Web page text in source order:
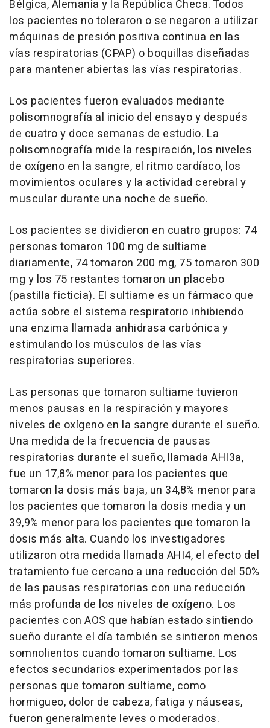
Bélgica, Alemania y la República Checa. Todos
los pacientes no toleraron o se negaron a utilizar
máquinas de presión positiva continua en las
vías respiratorias (CPAP) o boquillas diseñadas
para mantener abiertas las vías respiratorias.
Los pacientes fueron evaluados mediante
polisomnografía al inicio del ensayo y después
de cuatro y doce semanas de estudio. La
polisomnografía mide la respiración, los niveles
de oxígeno en la sangre, el ritmo cardíaco, los
movimientos oculares y la actividad cerebral y
muscular durante una noche de sueño.
Los pacientes se dividieron en cuatro grupos: 74
personas tomaron 100 mg de sultiame
diariamente, 74 tomaron 200 mg, 75 tomaron 300
mg y los 75 restantes tomaron un placebo
(pastilla ficticia). El sultiame es un fármaco que
actúa sobre el sistema respiratorio inhibiendo
una enzima llamada anhidrasa carbónica y
estimulando los músculos de las vías
respiratorias superiores.
Las personas que tomaron sultiame tuvieron
menos pausas en la respiración y mayores
niveles de oxígeno en la sangre durante el sueño.
Una medida de la frecuencia de pausas
respiratorias durante el sueño, llamada AHI3a,
fue un 17,8% menor para los pacientes que
tomaron la dosis más baja, un 34,8% menor para
los pacientes que tomaron la dosis media y un
39,9% menor para los pacientes que tomaron la
dosis más alta. Cuando los investigadores
utilizaron otra medida llamada AHI4, el efecto del
tratamiento fue cercano a una reducción del 50%
de las pausas respiratorias con una reducción
más profunda de los niveles de oxígeno. Los
pacientes con AOS que habían estado sintiendo
sueño durante el día también se sintieron menos
somnolientos cuando tomaron sultiame. Los
efectos secundarios experimentados por las
personas que tomaron sultiame, como
hormigueo, dolor de cabeza, fatiga y náuseas,
fueron generalmente leves o moderados.